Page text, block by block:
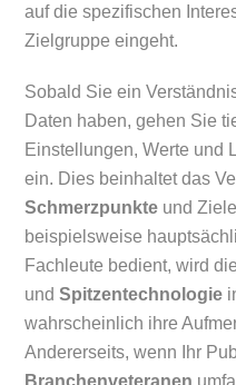
auf die spezifischen
Zielgruppe eingeht.
Sobald Sie ein
Daten haben, gehen Sie
Einstellungen, Werte
ein. Dies beinhaltet das
Schmerzpunkte und
beispielsweise
Fachleute bedient, wird
undSpitzentechnologie
wahrscheinlich ihre
Andererseits, wenn Ihr